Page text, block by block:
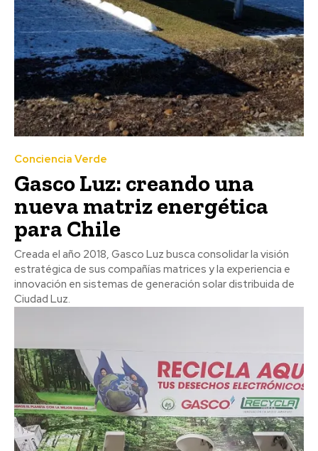
Conciencia Verde
Gasco Luz: creando una
nueva matriz energética
para Chile
Creada el año 2018, Gasco Luz busca consolidar la visión
estratégica de sus compañías matrices y la experiencia e
innovación en sistemas de generación solar distribuida de
Ciudad Luz.